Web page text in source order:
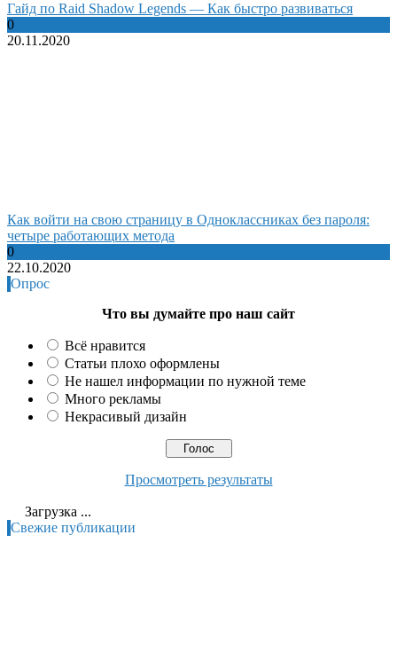
Гайд по Raid Shadow Legends — Как быстро развиваться
0
20.11.2020
Как войти на свою страницу в Одноклассниках без пароля:
четыре работающих метода
0
22.10.2020
Опрос
Что вы думайте про наш сайт
Всё нравится
Статьи плохо оформлены
Не нашел информации по нужной теме
Много рекламы
Некрасивый дизайн
Просмотреть результаты
Загрузка ...
Свежие публикации